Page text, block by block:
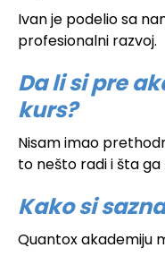
Ivan je podelio sa
profesionalni razvoj.
Da li si pre
kurs?
Nisam imao
to nešto radi i šta
Kako si
Quantox akademiju